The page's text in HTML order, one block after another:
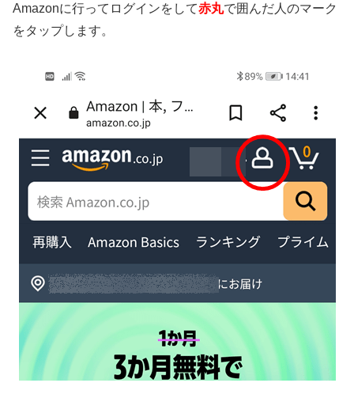
Amazonに行ってログインをして赤丸で囲んだ人のマーク
をタップします。